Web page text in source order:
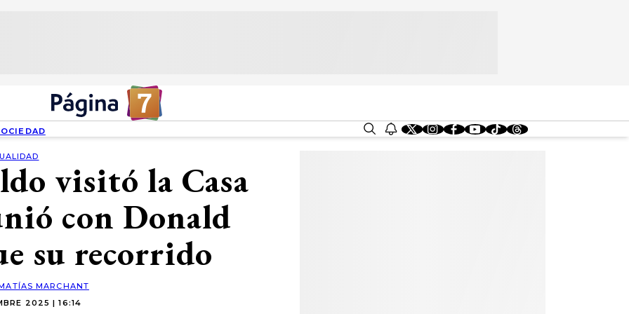
visitó la Casa
con Donald
su recorrido
MARCHANT
2025 | 16:14